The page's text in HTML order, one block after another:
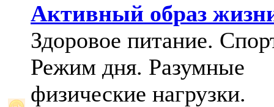
Активный образ
Здоровое питание.
Режим дня. Разумные
физические нагрузки.